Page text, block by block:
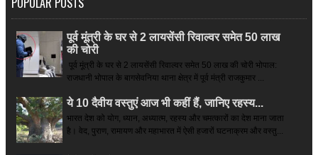
पूर्व मूंत्री के घर से 2 लायसेंसी रिवाल्वर समेत 50 लाख
की चोरी
पूर्व मूंत्री के घर से 2 लायसेंसी रिवाल्वर समेत 50 लाख की चोरी भोपाल:
राजधानी भोपाल के बागसेवनिया थाना क्षेत्र में पूर्व मंत्री राजकुमार ...
ये 10 दैवीय वस्तुएं आज भी कहीं हैं, जानिए रहस्य...
भारत देश को योग, ध्यान, अध्यात्म, रहस्य और चमत्कारों का देश माना जाता
है। वेद, पुराण, रामायण और महाभारत में ऐसी हजारों घटनाक्रम और वस्तु...